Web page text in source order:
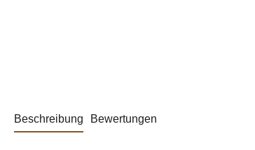
Beschreibung Bewertungen